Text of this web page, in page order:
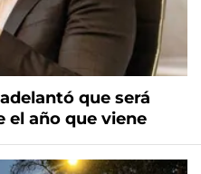
que será
el año que viene